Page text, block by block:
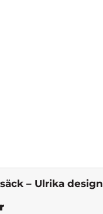
– Ulrika design